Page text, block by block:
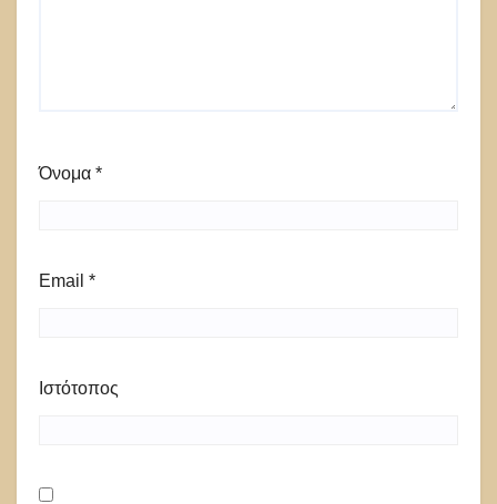
Όνομα *
Email *
Ιστότοπος